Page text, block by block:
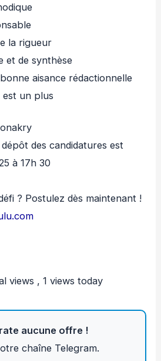
la rigueur
et de synthèse
aisance rédactionnelle
est un plus
des candidatures est
à 17h 30
? Postulez dès maintenant !
views , 1 views today
aucune offre !
chaîne Telegram.